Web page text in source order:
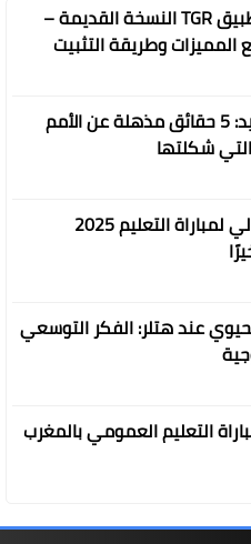
تحميل وتثبيت تطبيق TGR النسخة القديمة –
المميزات وطريقة التثبيت
نظام العالم الجديد: 5 حقائق مذهلة عن الأمم
شكلتها
نتائج الانتقاء الأولي لمباراة التعليم 2025
عند هتلر: الفكر التوسعي
التعليم العمومي بالمغرب